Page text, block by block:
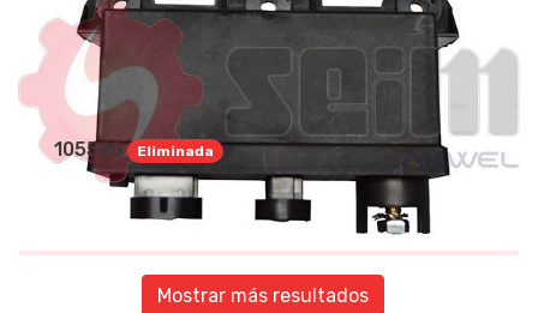
105520 Eliminada
Mostrar más resultados